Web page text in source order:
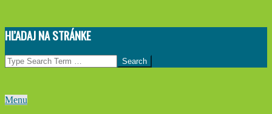
Skip
to
content
HĽADAJ NA STRÁNKE
Search
Primary
Menu